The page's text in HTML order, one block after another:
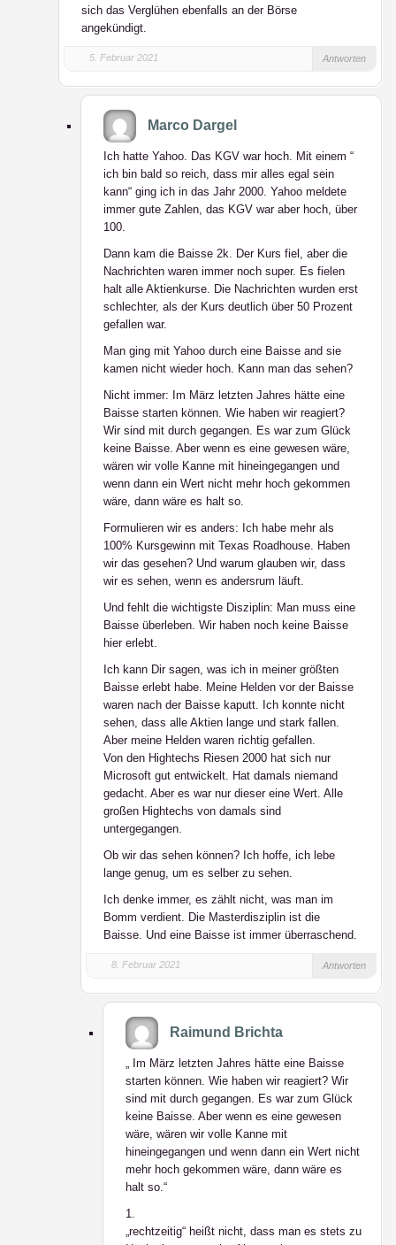
sich das Verglühen ebenfalls an der Börse
angekündigt.
5. Februar 2021 Antworten
Marco Dargel
Ich hatte Yahoo. Das KGV war hoch. Mit einem “
ich bin bald so reich, dass mir alles egal sein
kann“ ging ich in das Jahr 2000. Yahoo meldete
immer gute Zahlen, das KGV war aber hoch, über
100.
Dann kam die Baisse 2k. Der Kurs fiel, aber die
Nachrichten waren immer noch super. Es fielen
halt alle Aktienkurse. Die Nachrichten wurden erst
schlechter, als der Kurs deutlich über 50 Prozent
gefallen war.
Man ging mit Yahoo durch eine Baisse and sie
kamen nicht wieder hoch. Kann man das sehen?
Nicht immer: Im März letzten Jahres hätte eine
Baisse starten können. Wie haben wir reagiert?
Wir sind mit durch gegangen. Es war zum Glück
keine Baisse. Aber wenn es eine gewesen wäre,
wären wir volle Kanne mit hineingegangen und
wenn dann ein Wert nicht mehr hoch gekommen
wäre, dann wäre es halt so.
Formulieren wir es anders: Ich habe mehr als
100% Kursgewinn mit Texas Roadhouse. Haben
wir das gesehen? Und warum glauben wir, dass
wir es sehen, wenn es andersrum läuft.
Und fehlt die wichtigste Disziplin: Man muss eine
Baisse überleben. Wir haben noch keine Baisse
hier erlebt.
Ich kann Dir sagen, was ich in meiner größten
Baisse erlebt habe. Meine Helden vor der Baisse
waren nach der Baisse kaputt. Ich konnte nicht
sehen, dass alle Aktien lange und stark fallen.
Aber meine Helden waren richtig gefallen.
Von den Hightechs Riesen 2000 hat sich nur
Microsoft gut entwickelt. Hat damals niemand
gedacht. Aber es war nur dieser eine Wert. Alle
großen Hightechs von damals sind
untergegangen.
Ob wir das sehen können? Ich hoffe, ich lebe
lange genug, um es selber zu sehen.
Ich denke immer, es zählt nicht, was man im
Bomm verdient. Die Masterdisziplin ist die
Baisse. Und eine Baisse ist immer überraschend.
8. Februar 2021 Antworten
Raimund Brichta
„ Im März letzten Jahres hätte eine Baisse
starten können. Wie haben wir reagiert? Wir
sind mit durch gegangen. Es war zum Glück
keine Baisse. Aber wenn es eine gewesen
wäre, wären wir volle Kanne mit
hineingegangen und wenn dann ein Wert nicht
mehr hoch gekommen wäre, dann wäre es
halt so.“
1.
„rechtzeitig“ heißt nicht, dass man es stets zu